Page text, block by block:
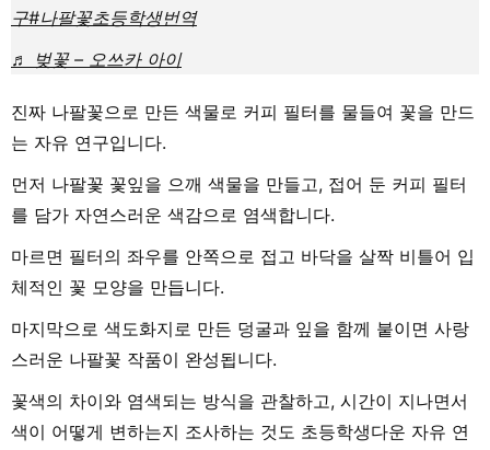
구#나팔꽃초등학생번역
♬ 벚꽃 – 오쓰카 아이
진짜 나팔꽃으로 만든 색물로 커피 필터를 물들여 꽃을 만드
는 자유 연구입니다.
먼저 나팔꽃 꽃잎을 으깨 색물을 만들고, 접어 둔 커피 필터
를 담가 자연스러운 색감으로 염색합니다.
마르면 필터의 좌우를 안쪽으로 접고 바닥을 살짝 비틀어 입
체적인 꽃 모양을 만듭니다.
마지막으로 색도화지로 만든 덩굴과 잎을 함께 붙이면 사랑
스러운 나팔꽃 작품이 완성됩니다.
꽃색의 차이와 염색되는 방식을 관찰하고, 시간이 지나면서
색이 어떻게 변하는지 조사하는 것도 초등학생다운 자유 연